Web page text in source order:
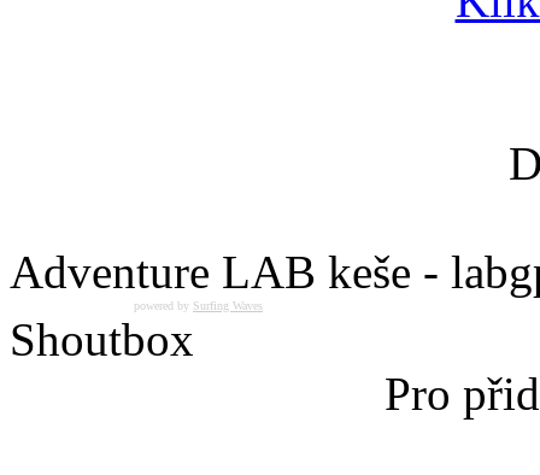
Adventure LAB keše -
powered by Surfing Waves
Shoutbox
Pro